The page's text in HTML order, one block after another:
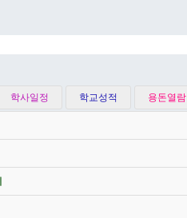
학사일정 학교성적 용돈열람